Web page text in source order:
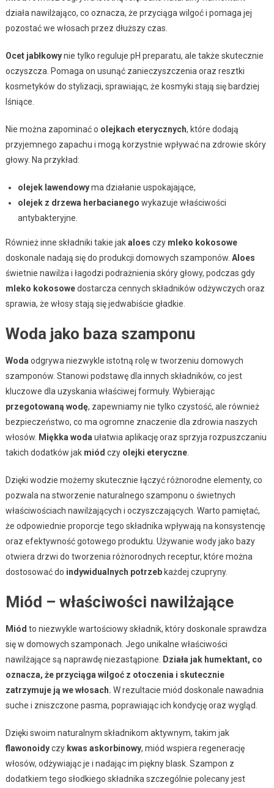
działa nawilżająco, co oznacza, że przyciąga wilgoć i pomaga jej
pozostać we włosach przez dłuższy czas.
Ocet jabłkowynie tylko reguluje pH preparatu, ale także skutecznie
oczyszcza. Pomaga on usunąć zanieczyszczenia oraz resztki
kosmetyków do stylizacji, sprawiając, że kosmyki stają się bardziej
lśniące.
Nie można zapominać o olejkach eterycznych, które dodają
przyjemnego zapachu i mogą korzystnie wpływać na zdrowie skóry
głowy. Na przykład:
olejek lawendowyma działanie uspokajające,
olejek z drzewa herbacianego wykazuje właściwości
antybakteryjne.
Również inne składniki takie jakaloes czy mleko kokosowe
doskonale nadają się do produkcji domowych szamponów. Aloes
świetnie nawilża i łagodzi podrażnienia skóry głowy, podczas gdy
mleko kokosowedostarcza cennych składników odżywczych oraz
sprawia, że włosy stają się jedwabiście gładkie.
Woda jako baza szamponu
Woda odgrywa niezwykle istotną rolę w tworzeniu domowych
szamponów. Stanowi podstawę dla innych składników, co jest
kluczowe dla uzyskania właściwej formuły. Wybierając
przegotowaną wodę, zapewniamy nie tylko czystość, ale również
bezpieczeństwo, co ma ogromne znaczenie dla zdrowia naszych
włosów. Miękka woda ułatwia aplikację oraz sprzyja rozpuszczaniu
takich dodatków jak miód czy olejki eteryczne.
Dzięki wodzie możemy skutecznie łączyć różnorodne elementy, co
pozwala na stworzenie naturalnego szamponu o świetnych
właściwościach nawilżających i oczyszczających. Warto pamiętać,
że odpowiednie proporcje tego składnika wpływają na konsystencję
oraz efektywność gotowego produktu. Używanie wody jako bazy
otwiera drzwi do tworzenia różnorodnych receptur, które można
dostosować do indywidualnych potrzebkażdej czupryny.
Miód – właściwości nawilżające
Miód to niezwykle wartościowy składnik, który doskonale sprawdza
się w domowych szamponach. Jego unikalne właściwości
nawilżające są naprawdę niezastąpione.
Działa jak humektant, co
oznacza, że przyciąga wilgoć z otoczenia i skutecznie
zatrzymuje ją we włosach. W rezultacie miód doskonale nawadnia
suche i zniszczone pasma, poprawiając ich kondycję oraz wygląd.
Dzięki swoim naturalnym składnikom aktywnym, takim jak
flawonoidyczy kwas askorbinowy, miód wspiera regenerację
włosów, odżywiając je i nadając im piękny blask. Szampon z
dodatkiem tego słodkiego składnika szczególnie polecany jest